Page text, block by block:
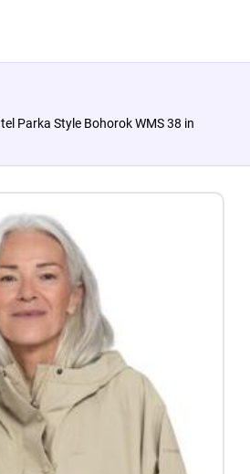
Parka Style Bohorok WMS 38 in